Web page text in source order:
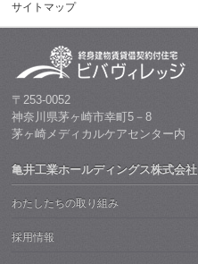
サイトマップ
〒253-0052
神奈川県茅ヶ崎市幸町5－8
茅ヶ崎メディカルケアセンター内
亀井工業ホールディングス株式会社
わたしたちの取り組み
採用情報